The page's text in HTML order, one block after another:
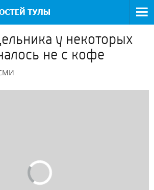
у некоторых
не с кофе